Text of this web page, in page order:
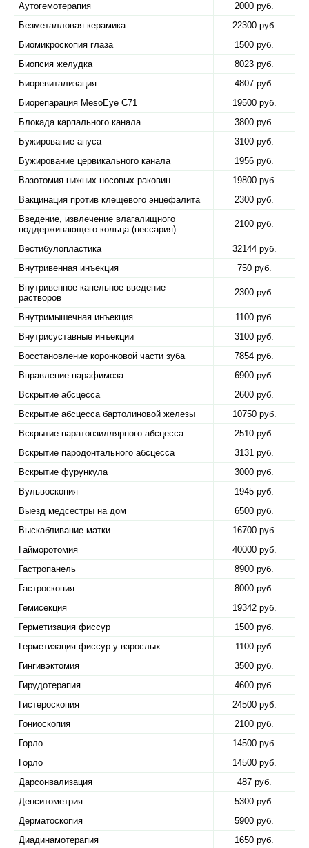
Аутогемотерапия
2000 руб.
Безметалловая керамика
22300 руб.
Биомикроскопия глаза
1500 руб.
Биопсия желудка
8023 руб.
Биоревитализация
4807 руб.
Биорепарация MesoEye C71
19500 руб.
Блокада карпального канала
3800 руб.
Бужирование ануса
3100 руб.
Бужирование цервикального канала
1956 руб.
Вазотомия нижних носовых раковин
19800 руб.
Вакцинация против клещевого энцефалита
2300 руб.
Введение, извлечение влагалищного
поддерживающего кольца (пессария)
2100 руб.
Вестибулопластика
32144 руб.
Внутривенная инъекция
750 руб.
Внутривенное капельное введение
растворов
2300 руб.
Внутримышечная инъекция
1100 руб.
Внутрисуставные инъекции
3100 руб.
Восстановление коронковой части зуба
7854 руб.
Вправление парафимоза
6900 руб.
Вскрытие абсцесса
2600 руб.
Вскрытие абсцесса бартолиновой железы
10750 руб.
Вскрытие паратонзиллярного абсцесса
2510 руб.
Вскрытие пародонтального абсцесса
3131 руб.
Вскрытие фурункула
3000 руб.
Вульвоскопия
1945 руб.
Выезд медсестры на дом
6500 руб.
Выскабливание матки
16700 руб.
Гайморотомия
40000 руб.
Гастропанель
8900 руб.
Гастроскопия
8000 руб.
Гемисекция
19342 руб.
Герметизация фиссур
1500 руб.
Герметизация фиссур у взрослых
1100 руб.
Гингивэктомия
3500 руб.
Гирудотерапия
4600 руб.
Гистероскопия
24500 руб.
Гониоскопия
2100 руб.
Горло
14500 руб.
Горло
14500 руб.
Дарсонвализация
487 руб.
Денситометрия
5300 руб.
Дерматоскопия
5900 руб.
Диадинамотерапия
1650 руб.